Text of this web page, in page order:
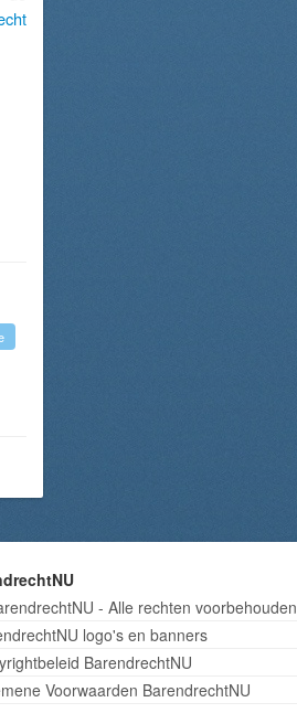
- Alle rechten voorbehouden
logo's en banners
BarendrechtNU
Voorwaarden BarendrechtNU